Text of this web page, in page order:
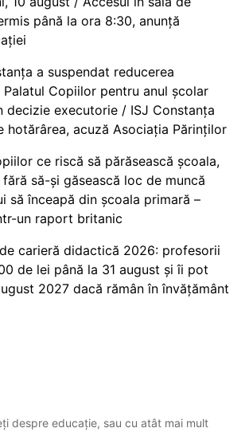
până la ora 8:30, anunță
a suspendat reducerea
Copiilor pentru anul școlar
decizie executorie / ISJ Constanța
hotărârea, acuză Asociația Părinților
ce riscă să părăsească școala,
să-și găsească loc de muncă
să înceapă din școala primară –
un raport britanic
de carieră didactică 2026: profesorii
de lei până la 31 august și îi pot
2027 dacă rămân în învățământ
despre educație, sau cu atât mai mult